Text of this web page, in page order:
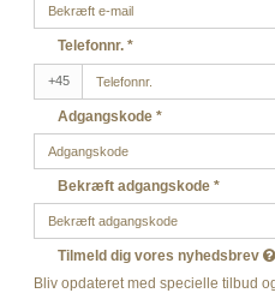
Telefonnr.*
+45
Adgangskode*
Bekræft adgangskode*
Tilmeld dig vores nyhedsbrev
Bliv opdateret med specielle tilbud